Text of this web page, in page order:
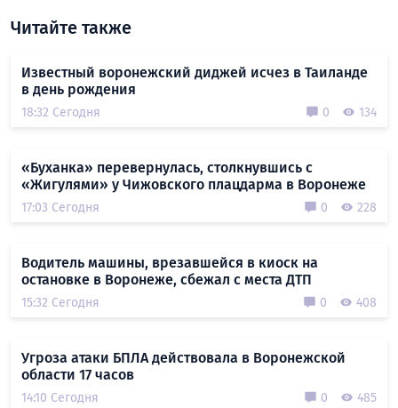
Читайте также
Известный воронежский диджей исчез в Таиланде
в день рождения
18:32 Сегодня 0 134
«Буханка» перевернулась, столкнувшись с
«Жигулями» у Чижовского плацдарма в Воронеже
17:03 Сегодня 0 228
Водитель машины, врезавшейся в киоск на
остановке в Воронеже, сбежал с места ДТП
15:32 Сегодня 0 408
Угроза атаки БПЛА действовала в Воронежской
области 17 часов
14:10 Сегодня 0 485